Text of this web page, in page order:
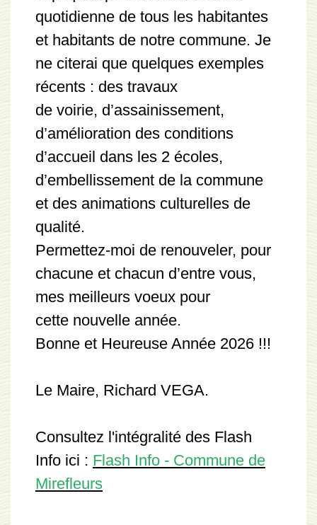
quotidienne de tous les habitantes
et habitants de notre commune. Je
ne citerai que quelques exemples
récents : des travaux
de voirie, d’assainissement,
d’amélioration des conditions
d’accueil dans les 2 écoles,
d’embellissement de la commune
et des animations culturelles de
qualité.
Permettez-moi de renouveler, pour
chacune et chacun d’entre vous,
mes meilleurs voeux pour
cette nouvelle année.
Bonne et Heureuse Année 2026 !!!
Le Maire, Richard VEGA.
Consultez l'intégralité des Flash
Info ici : Flash Info - Commune de
Mirefleurs